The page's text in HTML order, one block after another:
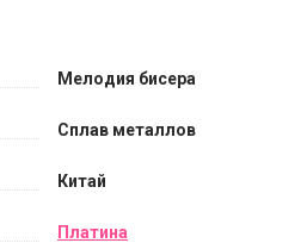
Мелодия бисера
Сплав металлов
Китай
Платина